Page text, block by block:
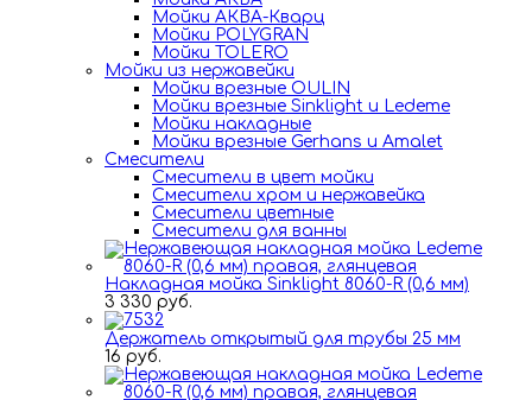
Мойки АКВА-Кварц
Мойки POLYGRAN
Мойки TOLERO
Мойки из нержавейки
Мойки врезные OULIN
Мойки врезные Sinklight и Ledeme
Мойки накладные
Мойки врезные Gerhans и Amalet
Смесители
Смесители в цвет мойки
Смесители хром и нержавейка
Смесители цветные
Смесители для ванны
Накладная мойка Sinklight 8060-R (0,6 мм)
3 330 руб.
Держатель открытый для трубы 25 мм
16 руб.